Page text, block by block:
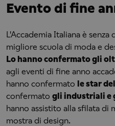
Evento di fine
L'Accademia Italiana è
migliore scuola di moda e
Lo hanno confermato gli
agli eventi di fine anno
hanno confermato le star
confermato gli industriali e
hanno assistito alla sfilata di
mostra di design.